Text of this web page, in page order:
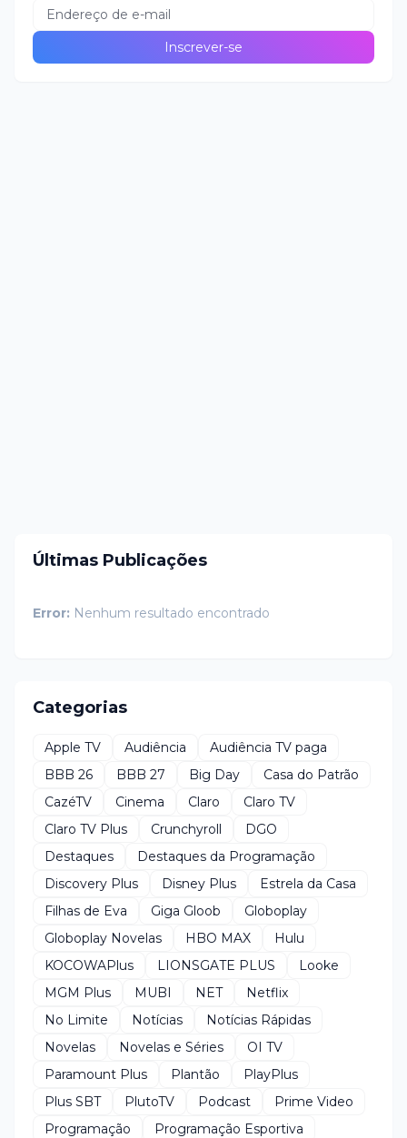
Últimas Publicações
Error: Nenhum resultado encontrado
Categorias
Apple TV Audiência
Audiência TV paga
BBB 26
BBB 27 Big Day
Casa do Patrão
CazéTV
Cinema Claro
Claro TV
Claro TV Plus
Crunchyroll
DGO
Destaques
Destaques da Programação
Discovery Plus
Disney Plus
Estrela da Casa
Filhas de Eva
Giga Gloob
Globoplay
Globoplay Novelas
HBO MAX
Hulu
KOCOWAPlus
LIONSGATE PLUS
Looke
MGM Plus
MUBI NET
Netflix
No Limite
Notícias
Notícias Rápidas
Novelas
Novelas e Séries
OI TV
Paramount Plus
Plantão
PlayPlus
Plus SBT
PlutoTV Podcast
Prime Video
Programação
Programação Esportiva